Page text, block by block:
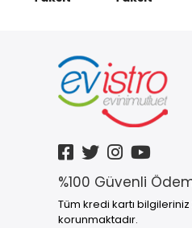
Not Defteri
SÜPERMARKET
%100 Güvenli
Tüm kredi kartı
korunmaktadır.